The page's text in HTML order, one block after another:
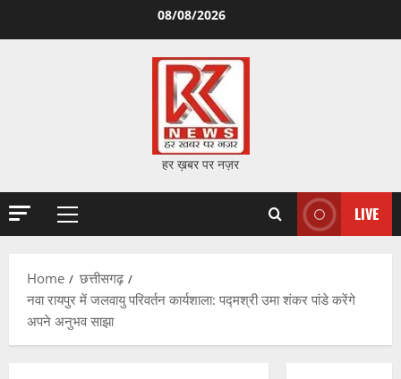
08/08/2026
हर ख़बर पर नज़र
Primary
LIVE
Home
छत्तीसगढ़
नवा रायपुर में जलवायु परिवर्तन कार्यशाला: पद्मश्री उमा शंकर पांडे करेंगे
अपने अनुभव साझा